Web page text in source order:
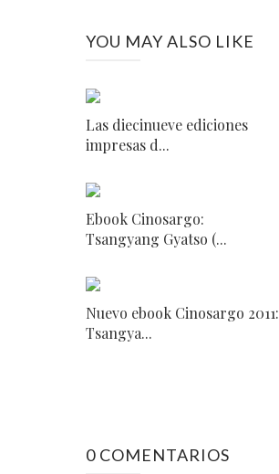
YOU MAY ALSO LIKE
Las diecinueve ediciones
impresas d...
Ebook Cinosargo:
Tsangyang Gyatso (...
Nuevo ebook Cinosargo 2011:
Tsangya...
0 COMENTARIOS